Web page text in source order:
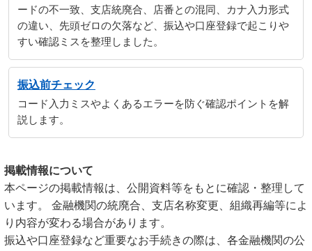
ードの不一致、支店統廃合、店番との混同、カナ入力形式
の違い、先頭ゼロの欠落など、振込や口座登録で起こりや
すい確認ミスを整理しました。
振込前チェック
コード入力ミスやよくあるエラーを防ぐ確認ポイントを解
説します。
掲載情報について
本ページの掲載情報は、公開資料等をもとに確認・整理して
います。 金融機関の統廃合、支店名称変更、組織再編等によ
り内容が変わる場合があります。
振込や口座登録など重要なお手続きの際は、各金融機関の公